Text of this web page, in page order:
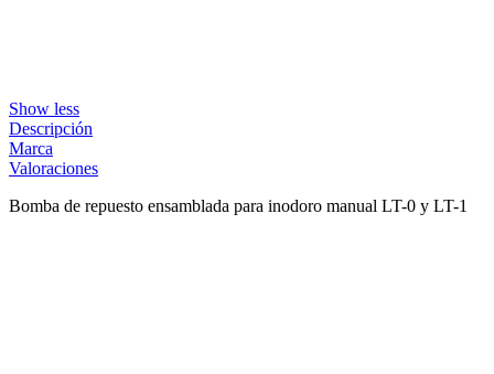
Show less
Descripción
Marca
Valoraciones
Bomba de repuesto ensamblada para inodoro manual LT-0 y LT-1